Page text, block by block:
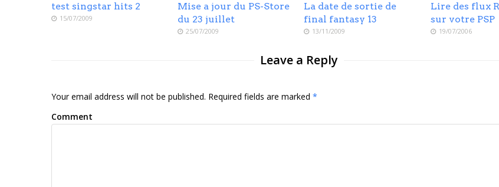
test singstar hits 2
15/07/2009
Mise a jour du PS-Store
du 23 juillet
25/07/2009
La date de sortie de
final fantasy 13
13/11/2009
Lire des flux
sur votre PSP
19/07/2006
Leave a Reply
Your email address will not be published. Required fields are marked *
Comment